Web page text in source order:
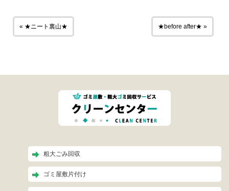
« ★ニート裏山★ ★before after★ »
粗大ごみ回収
ゴミ屋敷片付け